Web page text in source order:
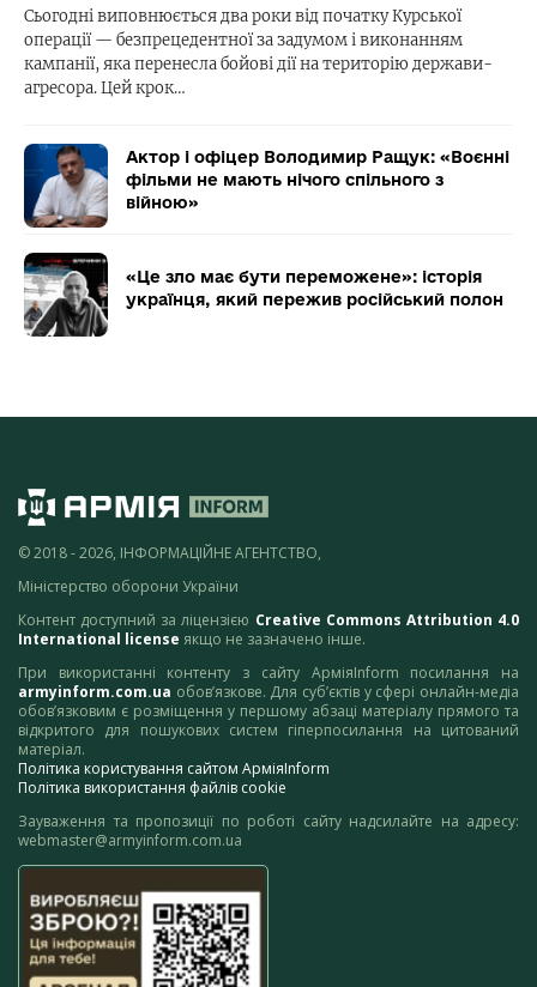
Сьогодні виповнюється два роки від початку Курської
операції — безпрецедентної за задумом і виконанням
кампанії, яка перенесла бойові дії на територію держави-
агресора. Цей крок…
Актор і офіцер Володимир Ращук: «Воєнні
фільми не мають нічого спільного з
війною»
«Це зло має бути переможене»: історія
українця, який пережив російський полон
© 2018 - 2026, ІНФОРМАЦІЙНЕ АГЕНТСТВО,
Міністерство оборони України
Контент доступний за ліцензією Creative Commons Attribution 4.0
International license якщо не зазначено інше.
При використанні контенту з сайту АрміяInform посилання на
armyinform.com.ua обов’язкове. Для суб’єктів у сфері онлайн-медіа
обов’язковим є розміщення у першому абзаці матеріалу прямого та
відкритого для пошукових систем гіперпосилання на цитований
матеріал.
Політика користування сайтом АрміяInform
Політика використання файлів cookie
Зауваження та пропозиції по роботі сайту надсилайте на адресу:
webmaster@armyinform.com.ua